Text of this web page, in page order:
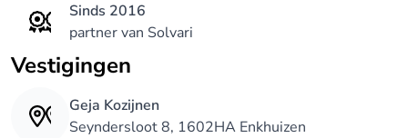
Sinds 2016
partner van Solvari
Vestigingen
Geja Kozijnen
Seyndersloot 8, 1602HA Enkhuizen